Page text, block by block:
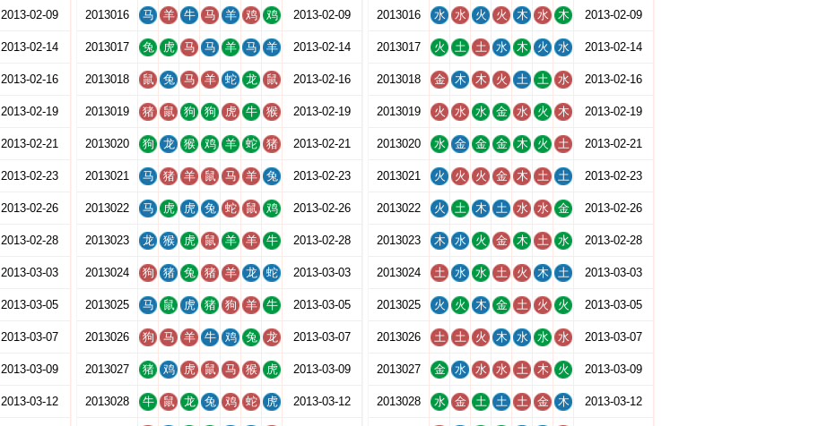
2013-02-09
2013-02-14
2013-02-16
2013-02-19
2013-02-21
2013-02-23
2013-02-26
2013-02-28
2013-03-03
2013-03-05
2013-03-07
2013-03-09
2013-03-12
2013016 马 羊 牛 马 羊 鸡 鸡 2013-02-09
2013017 兔 虎 马 马 羊 马 羊 2013-02-14
2013018 鼠 兔 马 羊 蛇 龙 鼠 2013-02-16
2013019 猪 鼠 狗 狗 虎 牛 猴 2013-02-19
2013020 狗 龙 猴 鸡 羊 蛇 猪 2013-02-21
2013021 马 猪 羊 鼠 马 羊 兔 2013-02-23
2013022 马 虎 虎 兔 蛇 鼠 鸡 2013-02-26
2013023 龙 猴 虎 鼠 羊 羊 牛 2013-02-28
2013024 狗 猪 兔 猪 羊 龙 蛇 2013-03-03
2013025 马 鼠 虎 猪 狗 羊 牛 2013-03-05
2013026 狗 马 羊 牛 鸡 兔 龙 2013-03-07
2013027 猪 鸡 虎 鼠 马 猴 虎 2013-03-09
2013028 牛 鼠 龙 兔 鸡 蛇 虎 2013-03-12
2013016 水 水 火 火 木 水 木 2013-02-09
2013017 火 土 土 水 木 火 水 2013-02-14
2013018 金 木 木 火 土 土 水 2013-02-16
2013019 火 水 水 金 水 火 木 2013-02-19
2013020 水 金 金 金 木 火 土 2013-02-21
2013021 火 火 火 金 木 土 土 2013-02-23
2013022 火 土 木 土 水 水 金 2013-02-26
2013023 木 水 火 金 木 土 水 2013-02-28
2013024 土 水 水 土 火 木 土 2013-03-03
2013025 火 火 木 金 土 火 火 2013-03-05
2013026 土 土 火 木 水 水 水 2013-03-07
2013027 金 水 水 水 土 木 火 2013-03-09
2013028 水 金 土 土 土 金 木 2013-03-12